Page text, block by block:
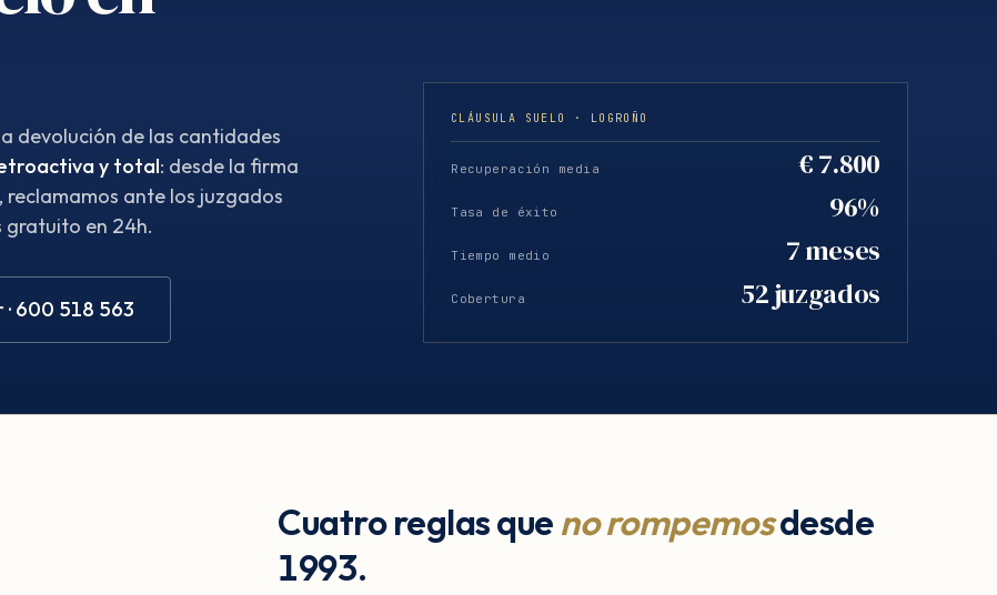
devolución de las cantidades
y total: desde la firma
ante los juzgados
gratuito en 24h.
· 600 518 563
CLÁUSULA SUELO · LOGROÑO
Recuperación media € 7.800
Tasa de éxito 96%
Tiempo medio 7 meses
Cobertura 52 juzgados
Cuatro reglas que no rompemosdesde
1993.